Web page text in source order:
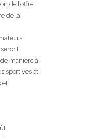
de l’offre
de la
seront
manière à
sportives et
et